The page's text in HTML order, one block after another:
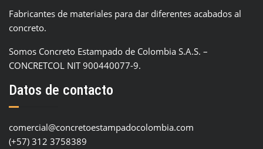
Fabricantes de materiales para dar diferentes acabados al
concreto.
Somos Concreto Estampado de Colombia S.A.S. –
CONCRETCOL NIT 900440077-9.
Datos de contacto
comercial@concretoestampadocolombia.com
(+57) 312 3758389